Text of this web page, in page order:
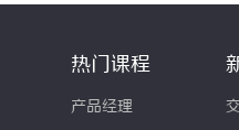
热门课程
产品经理